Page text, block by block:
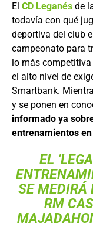
El CD Leganés de
todavía con qué
deportiva del club
campeonato para
lo más
el alto nivel de
Smartbank.
y se ponen en
informado ya
entrenamientos
EL
SE MEDIRÁ
RM